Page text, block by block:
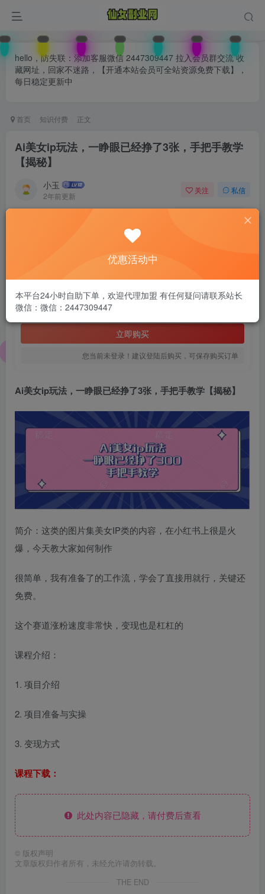
hello，防失联：添加客服微信 2447309447 拉入会员群交流 收
藏网址，回家不迷路，【开通本站会员可全站资源免费下载】，
每日稳定更新中
首页 知识付费 正文
Ai美女ip玩法，一睁眼已经挣了3张，手把手教学
【揭秘】
小玉
2年前更新
关注 私信
0 116 91
此内容为付费阅读，请付费后查看
￥1.99
黄金会员免费
立即购买
您当前未登录！建议登陆后购买，可保存购买订单
Ai美女ip玩法 ，一睁眼已经挣了3张，手把手教学【揭秘】
简介：这类的图片集美女IP类的内容，在小红书上很是火
爆，今天教大家如何制作
很简单，我有准备了的工作流，学会了直接用就行，关键还
免费。
这个赛道涨粉速度非常快，变现也是杠杠的
课程介绍：
1. 项目介绍
2. 项目准备与实操
3. 变现方式
课程下载：
此处内容已隐藏，请付费后查看
© 版权声明
文章版权归作者所有，未经允许请勿转载。
THE END
优惠活动中
本平台24小时自助下单，欢迎代理加盟 有任何疑问请联系站长
微信：微信：2447309447